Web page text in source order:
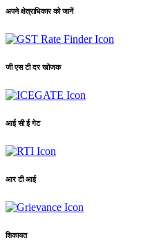
अपने क्षेत्राधिकार को जानें
जी एस टी दर खोजक
आई सी ई गेट
आर टी आई
शिकायत